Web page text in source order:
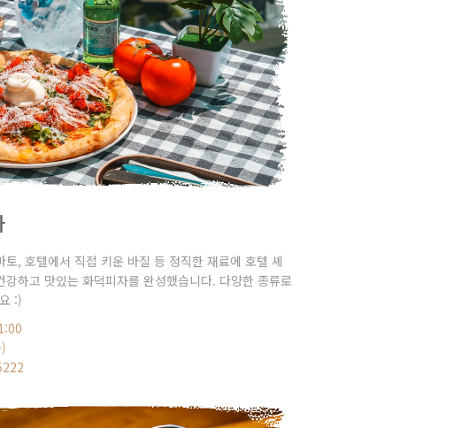
토, 호텔에서 직접 키운 바질 등 정직한 재료에 호텔 셰
하고 맛있는 화덕피자를 완성했습니다. 다양한 종류로
:)